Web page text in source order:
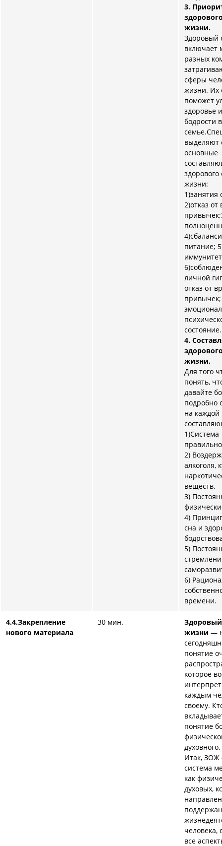
3.
жизни.
Здоровый
включает
разных
сферы
жизни. Их
поможет
здоровье
бодрости
выделяют
основные
здорового
жизни:
1)занятия
2)отказ
питание;
личной
отказ от
состояние.
4.
жизни.
Для того
понять,
давайте
подробно
на каждой
1)Система
2)
алкоголя,
веществ.
3)
4)
сна и
5)
6)
времени.
4.4.Закрепление
нового материала
30 мин. З
жизни —
понятие
которое
каждым
своему.
понятие
духовного.
Итак, ЗОЖ
система
как
духовых,
человека,
все